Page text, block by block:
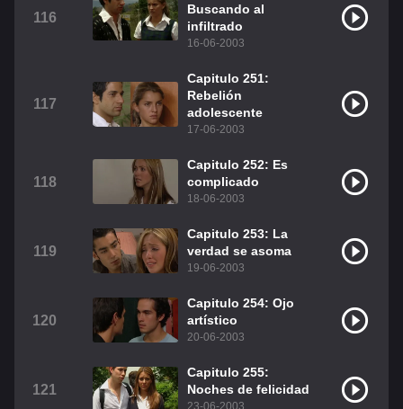
116
Buscando al
infiltrado
16-06-2003
117
Capitulo 251:
Rebelión
adolescente
17-06-2003
118
Capitulo 252: Es
complicado
18-06-2003
119
Capitulo 253: La
verdad se asoma
19-06-2003
120
Capitulo 254: Ojo
artístico
20-06-2003
121
Capitulo 255:
Noches de felicidad
23-06-2003